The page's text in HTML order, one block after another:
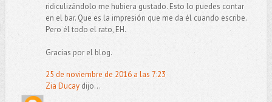
ridiculizándolo me hubiera gustado. Esto lo puedes contar
en el bar. Que es la impresión que me da él cuando escribe.
Pero él todo el rato, EH.
Gracias por el blog.
25 de noviembre de 2016 a las 7:23
Zia Ducaydijo...